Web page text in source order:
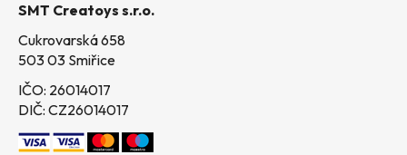
SMT Creatoys s.r.o.
Cukrovarská 658
503 03 Smiřice
IČO: 26014017
DIČ: CZ26014017